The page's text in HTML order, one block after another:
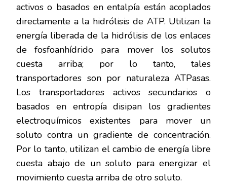
activos o basados en entalpía están acoplados
directamente a la hidrólisis de ATP. Utilizan la
energía liberada de la hidrólisis de los enlaces
de fosfoanhídrido para mover los solutos
cuesta arriba; por lo tanto, tales
transportadores son por naturaleza ATPasas.
Los transportadores activos secundarios o
basados en entropía disipan los gradientes
electroquímicos existentes para mover un
soluto contra un gradiente de concentración.
Por lo tanto, utilizan el cambio de energía libre
cuesta abajo de un soluto para energizar el
movimiento cuesta arriba de otro soluto.